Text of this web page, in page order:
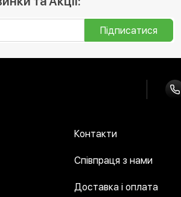
Підписатися
Контакти
Співпраця з нами
Доставка і оплата